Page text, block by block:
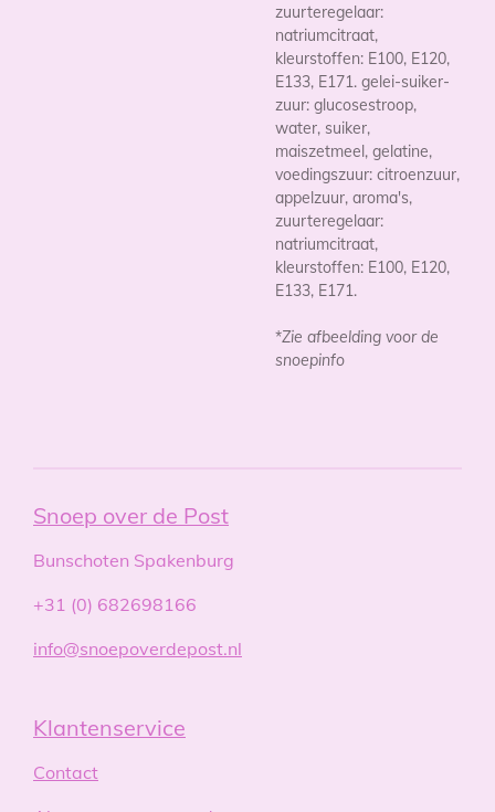
zuurteregelaar:
natriumcitraat,
kleurstoffen: E100, E120,
E133, E171. gelei-suiker-
zuur: glucosestroop,
water, suiker,
maiszetmeel, gelatine,
voedingszuur: citroenzuur,
appelzuur, aroma's,
zuurteregelaar:
natriumcitraat,
kleurstoffen: E100, E120,
E133, E171.
*Zie afbeelding voor de
snoepinfo
Snoep over de Post
Bunschoten Spakenburg
+31 (0) 682698166
info@snoepoverdepost.nl
Klantenservice
Contact